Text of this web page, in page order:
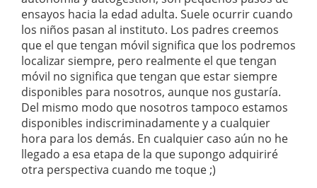
ensayos hacia la edad adulta. Suele ocurrir cuando
los niños pasan al instituto. Los padres creemos
que el que tengan móvil significa que los podremos
localizar siempre, pero realmente el que tengan
móvil no significa que tengan que estar siempre
disponibles para nosotros, aunque nos gustaría.
Del mismo modo que nosotros tampoco estamos
disponibles indiscriminadamente y a cualquier
hora para los demás. En cualquier caso aún no he
llegado a esa etapa de la que supongo adquiriré
otra perspectiva cuando me toque ;)